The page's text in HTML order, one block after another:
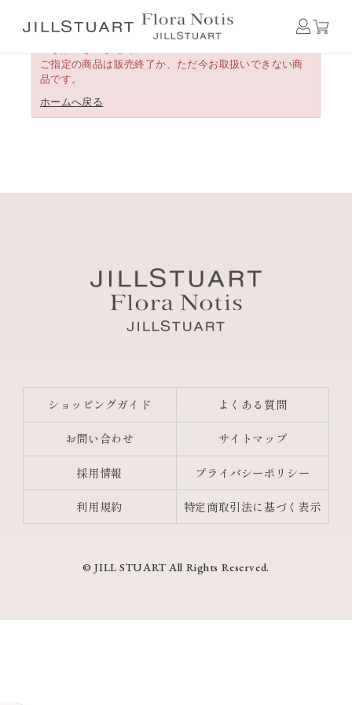
ご指定の商品は販売終了か、ただ今お取扱いできない商
品です。
ホームへ戻る
ショッピングガイド よくある質問
お問い合わせ サイトマップ
採用情報 プライバシーポリシー
利用規約 特定商取引法に基づく表示
© JILL STUART All Rights Reserved.